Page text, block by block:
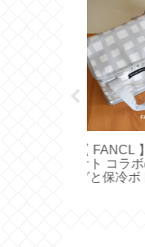
【作り
けで作
通す簡